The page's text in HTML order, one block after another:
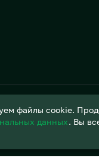
файлы cookie.
данных. Вы